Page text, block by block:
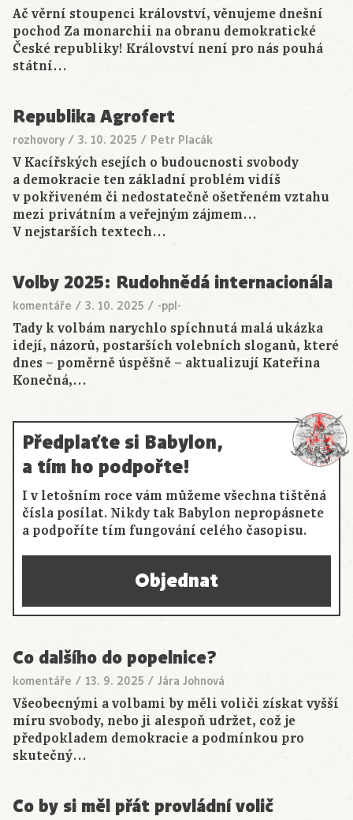
Ač věrní stoupenci království, věnujeme dnešní
pochod Za monarchii na obranu demokratické
České republiky! Království není pro nás pouhá
státní…
Republika Agrofert
rozhovory / 3. 10. 2025 / Petr Placák
V Kacířských esejích o budoucnosti svobody
a demokracie ten základní problém vidíš
v pokřiveném či nedostatečně ošetřeném vztahu
mezi privátním a veřejným zájmem…
V nejstarších textech…
Volby 2025: Rudohnědá internacionála
komentáře / 3. 10. 2025 / -ppl-
Tady k volbám narychlo spíchnutá malá ukázka
idejí, názorů, postarších volebních sloganů, které
dnes – poměrně úspěšně – aktualizují Kateřina
Konečná,…
Předplaťte si Babylon,
a tím ho podpořte!
I v letošním roce vám můžeme všechna tištěná
čísla posílat. Nikdy tak Babylon nepropásnete
a podpoříte tím fungování celého časopisu.
Objednat
Co dalšího do popelnice?
komentáře / 13. 9. 2025 / Jára Johnová
Všeobecnými a volbami by měli voliči získat vyšší
míru svobody, nebo ji alespoň udržet, což je
předpokladem demokracie a podmínkou pro
skutečný…
Co by si měl přát provládní volič